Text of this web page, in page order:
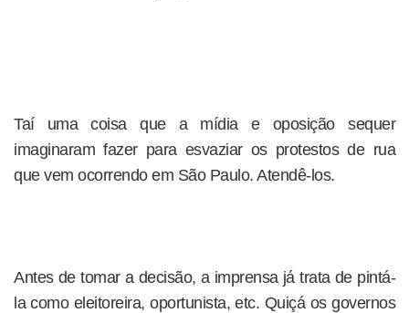
Taí uma coisa que a mídia e oposição sequer
imaginaram fazer para esvaziar os protestos de rua
que vem ocorrendo em São Paulo. Atendê-los.
Antes de tomar a decisão, a imprensa já trata de pintá-
la como eleitoreira, oportunista, etc. Quiçá os governos